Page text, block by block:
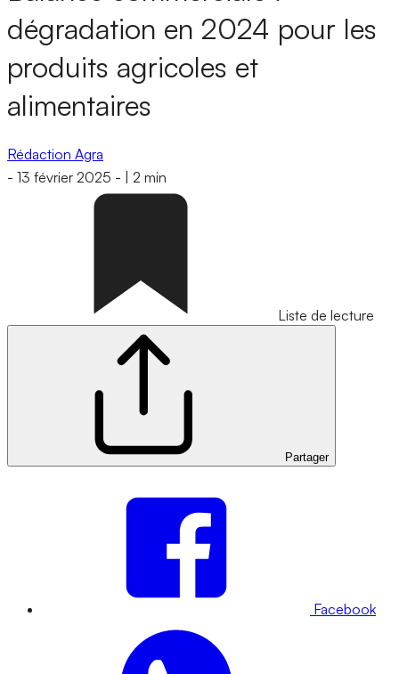
dégradation en 2024 pour les
produits agricoles et
alimentaires
Rédaction Agra
- 13 février 2025 - 2 min
Liste de lecture
Partager
Facebook